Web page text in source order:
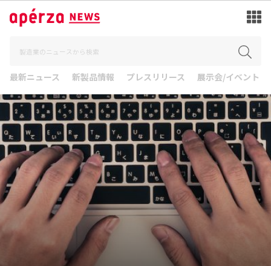
最新ニュース 新製品情報 プレスリリース 展示会/イベント